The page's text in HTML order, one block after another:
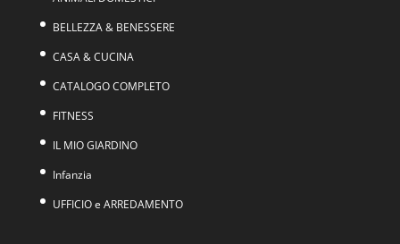
BELLEZZA & BENESSERE
CASA & CUCINA
CATALOGO COMPLETO
FITNESS
IL MIO GIARDINO
Infanzia
UFFICIO e ARREDAMENTO